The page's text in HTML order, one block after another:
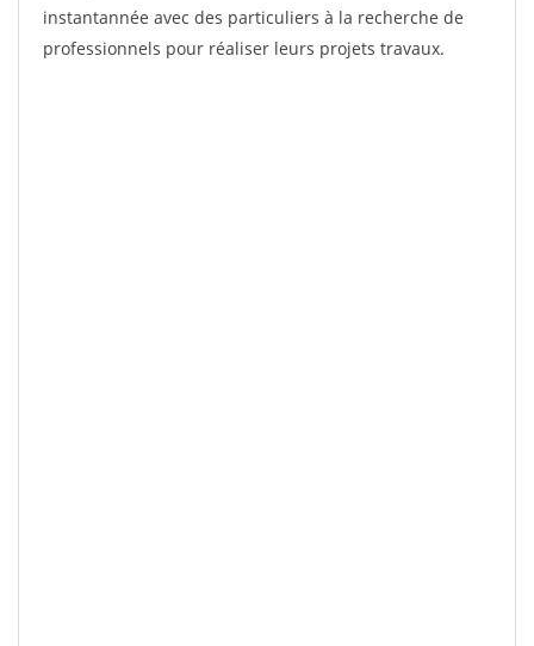
instantannée avec des particuliers à la recherche de
professionnels pour réaliser leurs projets travaux.